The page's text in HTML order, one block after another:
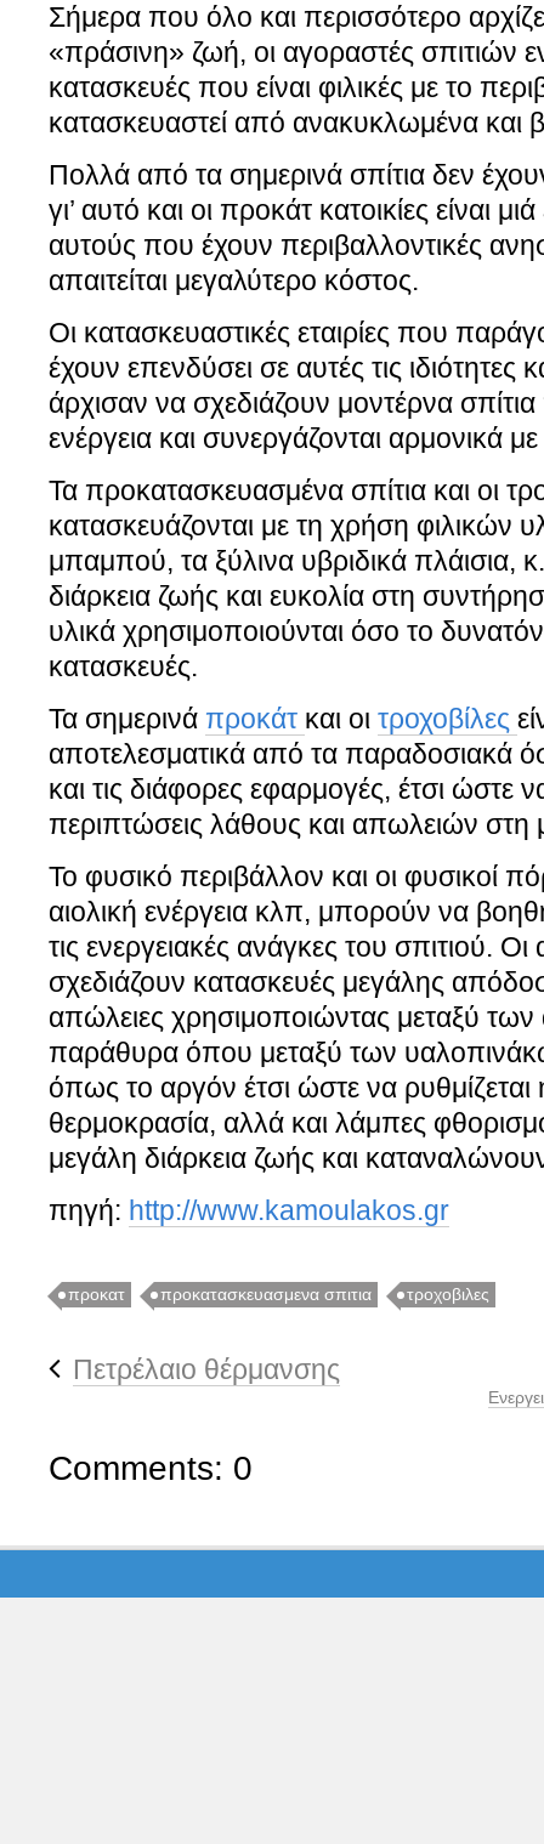
Σήμερα που όλο και περισσότερο
«πράσινη» ζωή, οι αγοραστές σπιτιών
κατασκευές που είναι φιλικές με το
κατασκευαστεί από ανακυκλωμένα και
Πολλά από τα σημερινά σπίτια δεν
γι’ αυτό και οι προκάτ κατοικίες είναι μιά
αυτούς που έχουν περιβαλλοντικές
απαιτείται μεγαλύτερο κόστος.
Οι κατασκευαστικές εταιρίες που
έχουν επενδύσει σε αυτές τις ιδιότητες
άρχισαν να σχεδιάζουν μοντέρνα
ενέργεια και συνεργάζονται αρμονικά
Τα προκατασκευασμένα σπίτια και οι
κατασκευάζονται με τη χρήση φιλικών
μπαμπού, τα ξύλινα υβριδικά πλάισια,
διάρκεια ζωής και ευκολία στη
υλικά χρησιμοποιούνται όσο το
κατασκευές.
Τα σημερινά προκάτ και οιτροχοβίλες
αποτελεσματικά από τα παραδοσιακά
και τις διάφορες εφαρμογές, έτσι ώστε
περιπτώσεις λάθους και απωλειών
Το φυσικό περιβάλλον και οι φυσικοί
αιολική ενέργεια κλπ, μπορούν να
τις ενεργειακές ανάγκες του σπιτιού.
σχεδιάζουν κατασκευές μεγάλης
απώλειες χρησιμοποιώντας μεταξύ
παράθυρα όπου μεταξύ των
όπως το αργόν έτσι ώστε να ρυθμίζεται
θερμοκρασία, αλλά και λάμπες
μεγάλη διάρκεια ζωής και
πηγή: http://www.kamoulakos.gr
προκατ προκατασκευασμενα σπιτια τροχοβιλες
Πετρέλαιο θέρμανσης
Comments: 0